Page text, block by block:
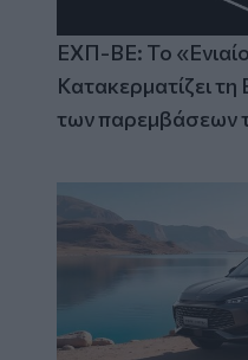
ΕΧΠ-ΒΕ: Το
Κατακερματίζει
των παρεμβάσεων